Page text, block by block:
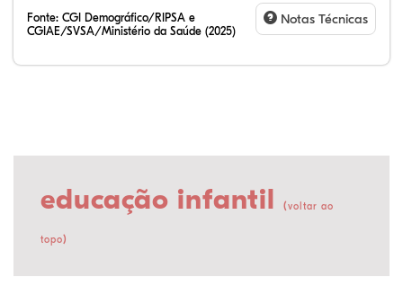
Fonte: CGI Demográfico/RIPSA e
CGIAE/SVSA/Ministério da Saúde (2025)
Notas Técnicas
educação infantil (voltar ao
topo)